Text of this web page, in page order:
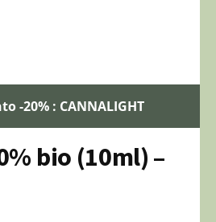
-20% : CANNALIGHT
bio (10ml) –